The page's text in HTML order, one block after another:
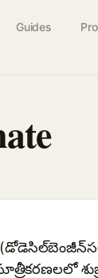
Guides